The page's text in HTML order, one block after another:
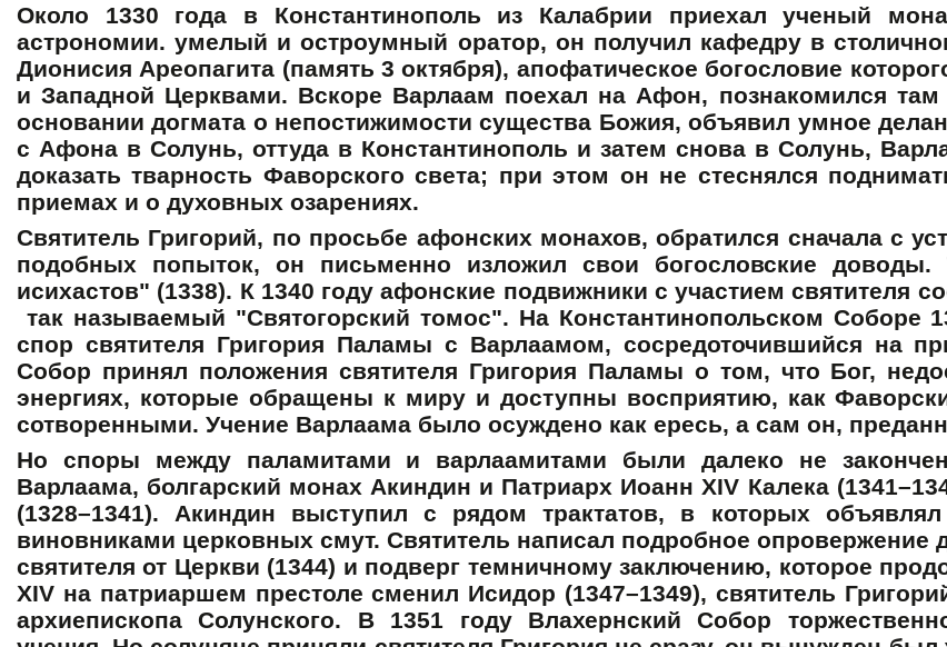
Около 1330 года в Константинополь из Калабрии приехал ученый
астрономии. умелый и остроумный оратор, он получил кафедру в
Дионисия Ареопагита (память 3 октября), апофатическое богословие
и Западной Церквами. Вскоре Варлаам поехал на Афон, познакомился
основании догмата о непостижимости существа Божия, объявил умное
с Афона в Солунь, оттуда в Константинополь и затем снова в Солунь,
доказать тварность Фаворского света; при этом он не стеснялся
приемах и о духовных озарениях.
Святитель Григорий, по просьбе афонских монахов, обратился сначала с
подобных попыток, он письменно изложил свои богословские
исихастов" (1338). К 1340 году афонские подвижники с участием святителя
так называемый "Святогорский томос". На Константинопольском Соборе
спор святителя Григория Паламы с Варлаамом, сосредоточившийся на
Собор принял положения святителя Григория Паламы о том, что Бог,
энергиях, которые обращены к миру и доступны восприятию, как
сотворенными. Учение Варлаама было осуждено как ересь, а сам он,
Но споры между паламитами и варлаамитами были далеко не
Варлаама, болгарский монах Акиндин и Патриарх Иоанн XIV Калека
(1328–1341). Акиндин выступил с рядом трактатов, в которых
виновниками церковных смут. Святитель написал подробное опровержение
святителя от Церкви (1344) и подверг темничному заключению, которое
XIV на патриаршем престоле сменил Исидор (1347–1349), святитель
архиепископа Солунского. В 1351 году Влахернский Собор